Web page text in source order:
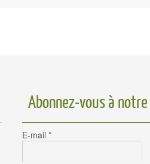
Abonnez-vous à
E-mail *